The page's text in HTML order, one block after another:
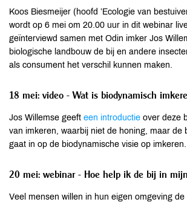
Koos Biesmeijer (hoofd ’Ecologie van
wordt op 6 mei om 20.00 uur in dit webinar
geïnterviewd samen met Odin imker Jos
biologische landbouw de bij en andere
als consument het verschil kunnen maken.
18 mei: video - Wat is biodynamisch
Jos Willemse geeft een introductie over deze
van imkeren, waarbij niet de honing, maar de
gaat in op de biodynamische visie op imkeren.
20 mei: webinar - Hoe help ik de bij in
Veel mensen willen in hun eigen omgeving